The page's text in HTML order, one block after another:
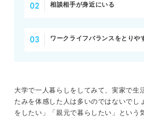
相談相手が身近にいる
ワークライフバランスをとりや
大学で一人暮らしをしてみて、実家で生
たみを体感した人は多いのではないでし
をしたい」「親元で暮らしたい」という